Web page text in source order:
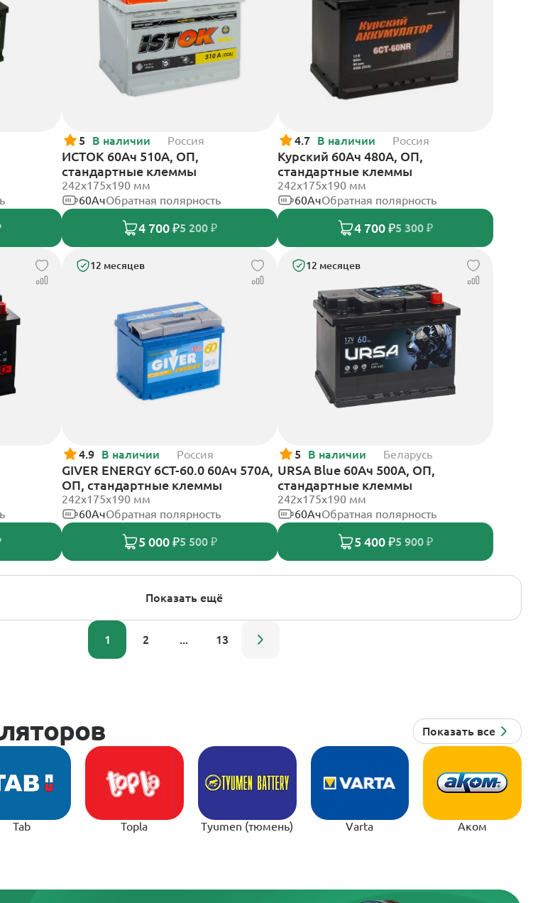
5 В наличии Россия
ИСТОК 60Ач 510А, ОП,
стандартные клеммы
242x175x190 мм
60АчОбратная полярность
4 700 ₽5 200 ₽
4.7 В наличии Россия
Курский 60Ач 480А, ОП,
стандартные клеммы
242x175x190 мм
60АчОбратная полярность
4 700 ₽5 300 ₽
12 месяцев
4.9 В наличии Россия
GIVER ENERGY 6СТ-60.0 60Ач 570А,
ОП, стандартные клеммы
242х175х190 мм
60АчОбратная полярность
5 000 ₽5 500 ₽
12 месяцев
5 В наличии Беларусь
URSA Blue 60Ач 500А, ОП,
стандартные клеммы
242х175х190 мм
60АчОбратная полярность
5 400 ₽5 900 ₽
Показать ещё
1 2 ... 13
Tab Topla Tyumen (тюмень) Varta Аком